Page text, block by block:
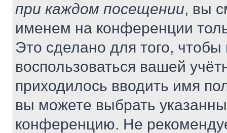
при каждом посещении, вы
именем на конференции
Это сделано для того, чтобы
воспользоваться вашей
приходилось вводить имя
вы можете выбрать
конференцию. Не